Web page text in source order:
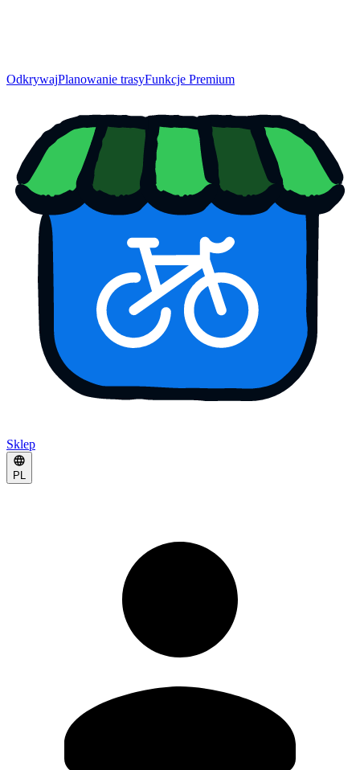
OdkrywajPlanowanie trasyFunkcje Premium
Sklep
PL